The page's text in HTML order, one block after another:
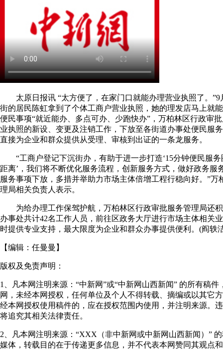
太原日报讯 “太方便了，在家门口就能办理营业执照了。”9
街的居民陈虹拿到了个体工商户营业执照，她的理发店马上就
便民事项“就近能办、多点可办、少跑快办”，万柏林区行政审
业执照的新设、变更及注销工作，下放至各街道办事处便民服
直接为企业和群众提供从受理、审核到出证的一条龙服务。
“工商户登记下沉街办，有助于进一步打造‘15分钟便民服务
距离’，我们将不断优化服务流程，创新服务方式，做好政务服
服务事项下放，多措并举助力市场主体倍增工程行稳向好。”万
理局相关负责人表示。
为给办理工作保驾护航，万柏林区行政审批服务管理局还积
办事处共计42名工作人员，前往区政务大厅进行市场主体相关
时提供专业支持，最大限度为企业和群众办事提供便利。(阎轶
【编辑： 任曼曼 】
版权及免责声明：
1、凡本网注明来源：“中新网”或“中新网山西新闻” 的所有稿
网，未经本网授权，任何单位及个人不得转载、摘编或以其它
经本网授权使用稿件的，应在授权范围内使用，并注明来源。
将追究其相关法律责任。
2、凡本网注明来源：“XXX（非中新网或中新网山西新闻）”
媒体，转载目的在于传递更多信息，并不代表本网赞同其观点